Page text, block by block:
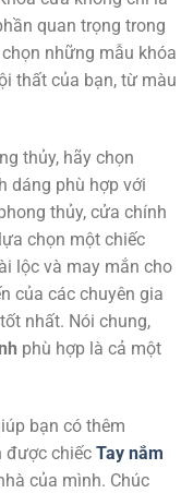
quan trọng trong
những mẫu khóa
thất của bạn, từ màu
thủy, hãy chọn
dáng phù hợp với
thủy, cửa chính
chọn một chiếc
lộc và may mắn cho
của các chuyên gia
nhất. Nói chung,
phù hợp là cả một
bạn có thêm
được chiếc Tay nắm
của mình. Chúc